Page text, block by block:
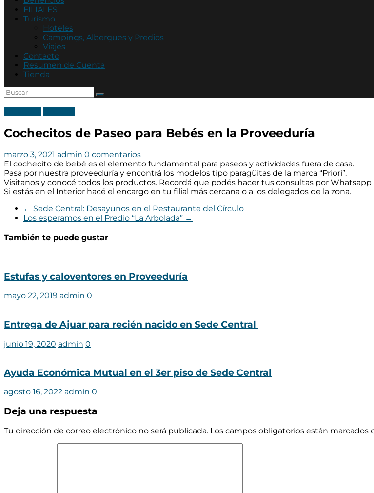
FILIALES
Turismo
Hoteles
Campings, Albergues y Predios
Viajes
Contacto
Resumen de Cuenta
Tienda
Cochecitos de Paseo para Bebés en la Proveeduría
marzo 3, 2021 admin 0 comentarios
El cochecito de bebé es el elemento fundamental para paseos y actividades fuera de casa.
Pasá por nuestra proveeduría y encontrá los modelos tipo paragüitas de la marca “Priori”.
Visitanos y conocé todos los productos. Recordá que podés hacer tus consultas por Whatsapp
Si estás en el Interior hacé el encargo en tu filial más cercana o a los delegados de la zona.
← Sede Central: Desayunos en el Restaurante del Círculo
Los esperamos en el Predio “La Arbolada” →
También te puede gustar
Estufas y caloventores en Proveeduría
mayo 22, 2019 admin 0
Entrega de Ajuar para recién nacido en Sede Central
junio 19, 2020 admin 0
Ayuda Económica Mutual en el 3er piso de Sede Central
agosto 16, 2022 admin 0
Deja una respuesta
Tu dirección de correo electrónico no será publicada. Los campos obligatorios están marcados